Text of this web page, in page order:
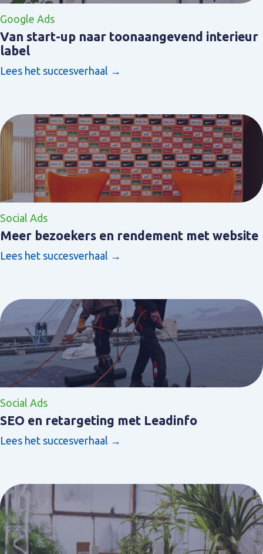
Google Ads
Van start-up naar toonaangevend interieur
label
Lees het succesverhaal →
Social Ads
Meer bezoekers en rendement met website
Lees het succesverhaal →
Social Ads
SEO en retargeting met Leadinfo
Lees het succesverhaal →